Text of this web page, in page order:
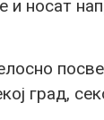
и носат
град,